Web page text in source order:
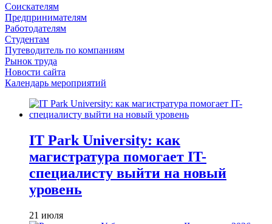
Соискателям
Предпринимателям
Работодателям
Студентам
Путеводитель по компаниям
Рынок труда
Новости сайта
Календарь мероприятий
IT Park University: как
магистратура помогает IT-
специалисту выйти на новый
уровень
21 июля